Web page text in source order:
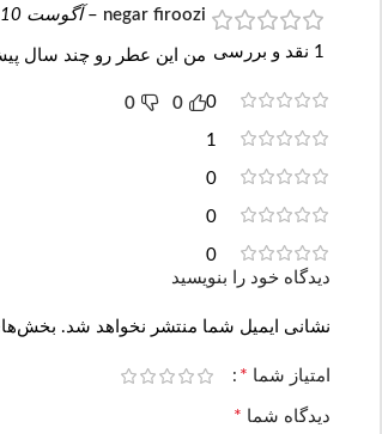
1 نقد و بررسی
0
1
0
0
0
negar firoozi
– آگوست 10, 2018
من این عطر رو چند سال
0
0
دیدگاه خود را بنویسید
نشانی ایمیل شما منتشر نخواهد شد.
امتیاز شما *
دیدگاه شما *